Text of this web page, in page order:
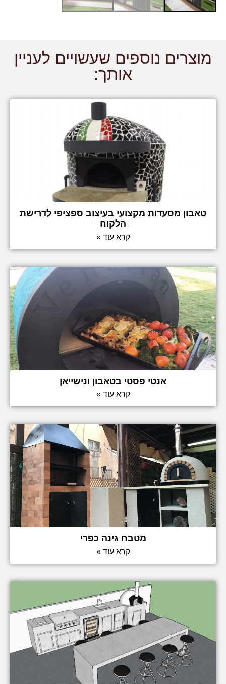
מוצרים נוספים שעשויים לעניין
אותך:
טאבון מסעדות מקצועי בעיצוב ספציפי לדרישת
הלקוח
קרא עוד »
אנטי פסטי בטאבון ונישייאן
קרא עוד »
מטבח גינה כפרי
קרא עוד »